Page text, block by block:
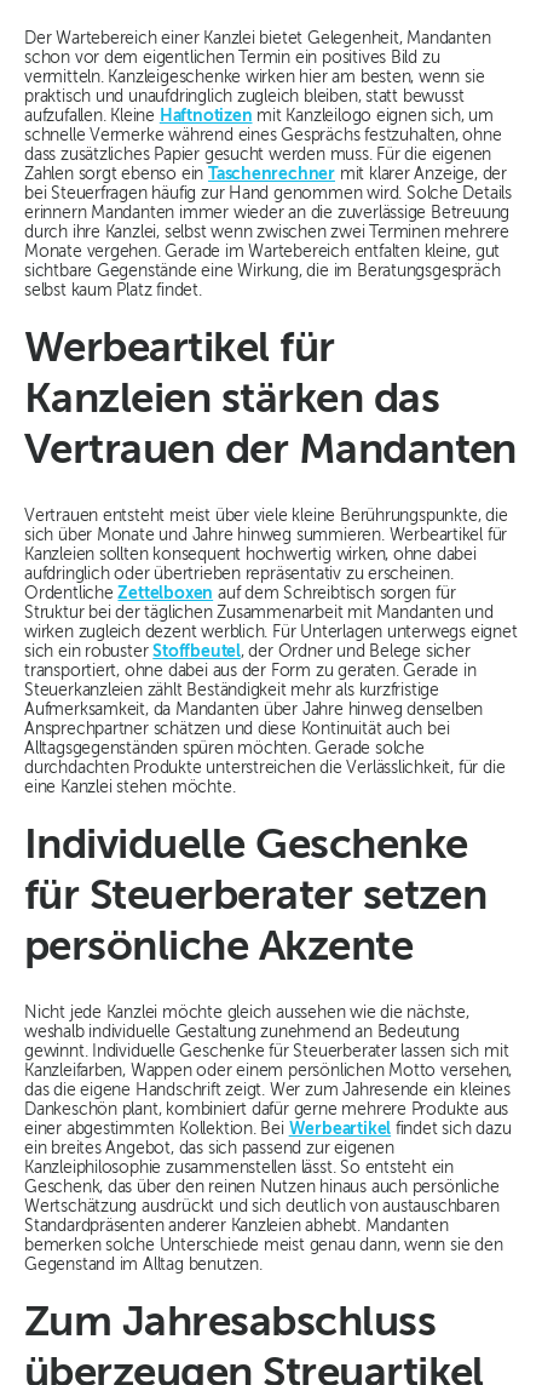
Der Wartebereich einer Kanzlei bietet Gelegenheit, Mandanten
schon vor dem eigentlichen Termin ein positives Bild zu
vermitteln. Kanzleigeschenke wirken hier am besten, wenn sie
praktisch und unaufdringlich zugleich bleiben, statt bewusst
aufzufallen. Kleine Haftnotizen mit Kanzleilogo eignen sich, um
schnelle Vermerke während eines Gesprächs festzuhalten, ohne
dass zusätzliches Papier gesucht werden muss. Für die eigenen
Zahlen sorgt ebenso ein
Taschenrechner mit klarer Anzeige, der
bei Steuerfragen häufig zur Hand genommen wird. Solche Details
erinnern Mandanten immer wieder an die zuverlässige Betreuung
durch ihre Kanzlei, selbst wenn zwischen zwei Terminen mehrere
Monate vergehen. Gerade im Wartebereich entfalten kleine, gut
sichtbare Gegenstände eine Wirkung, die im Beratungsgespräch
selbst kaum Platz findet.
Werbeartikel für
Kanzleien stärken das
Vertrauen der Mandanten
Vertrauen entsteht meist über viele kleine Berührungspunkte, die
sich über Monate und Jahre hinweg summieren. Werbeartikel für
Kanzleien sollten konsequent hochwertig wirken, ohne dabei
aufdringlich oder übertrieben repräsentativ zu erscheinen.
OrdentlicheZettelboxen auf dem Schreibtisch sorgen für
Struktur bei der täglichen Zusammenarbeit mit Mandanten und
wirken zugleich dezent werblich. Für Unterlagen unterwegs eignet
sich ein robusterStoffbeutel, der Ordner und Belege sicher
transportiert, ohne dabei aus der Form zu geraten. Gerade in
Steuerkanzleien zählt Beständigkeit mehr als kurzfristige
Aufmerksamkeit, da Mandanten über Jahre hinweg denselben
Ansprechpartner schätzen und diese Kontinuität auch bei
Alltagsgegenständen spüren möchten. Gerade solche
durchdachten Produkte unterstreichen die Verlässlichkeit, für die
eine Kanzlei stehen möchte.
Individuelle Geschenke
für Steuerberater setzen
persönliche Akzente
Nicht jede Kanzlei möchte gleich aussehen wie die nächste,
weshalb individuelle Gestaltung zunehmend an Bedeutung
gewinnt. Individuelle Geschenke für Steuerberater lassen sich mit
Kanzleifarben, Wappen oder einem persönlichen Motto versehen,
das die eigene Handschrift zeigt. Wer zum Jahresende ein kleines
Dankeschön plant, kombiniert dafür gerne mehrere Produkte aus
einer abgestimmten Kollektion. Bei Werbeartikel findet sich dazu
ein breites Angebot, das sich passend zur eigenen
Kanzleiphilosophie zusammenstellen lässt. So entsteht ein
Geschenk, das über den reinen Nutzen hinaus auch persönliche
Wertschätzung ausdrückt und sich deutlich von austauschbaren
Standardpräsenten anderer Kanzleien abhebt. Mandanten
bemerken solche Unterschiede meist genau dann, wenn sie den
Gegenstand im Alltag benutzen.
Zum Jahresabschluss
überzeugen Streuartikel